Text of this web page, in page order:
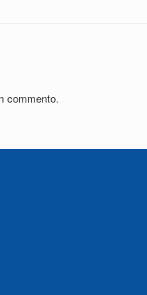
commento.